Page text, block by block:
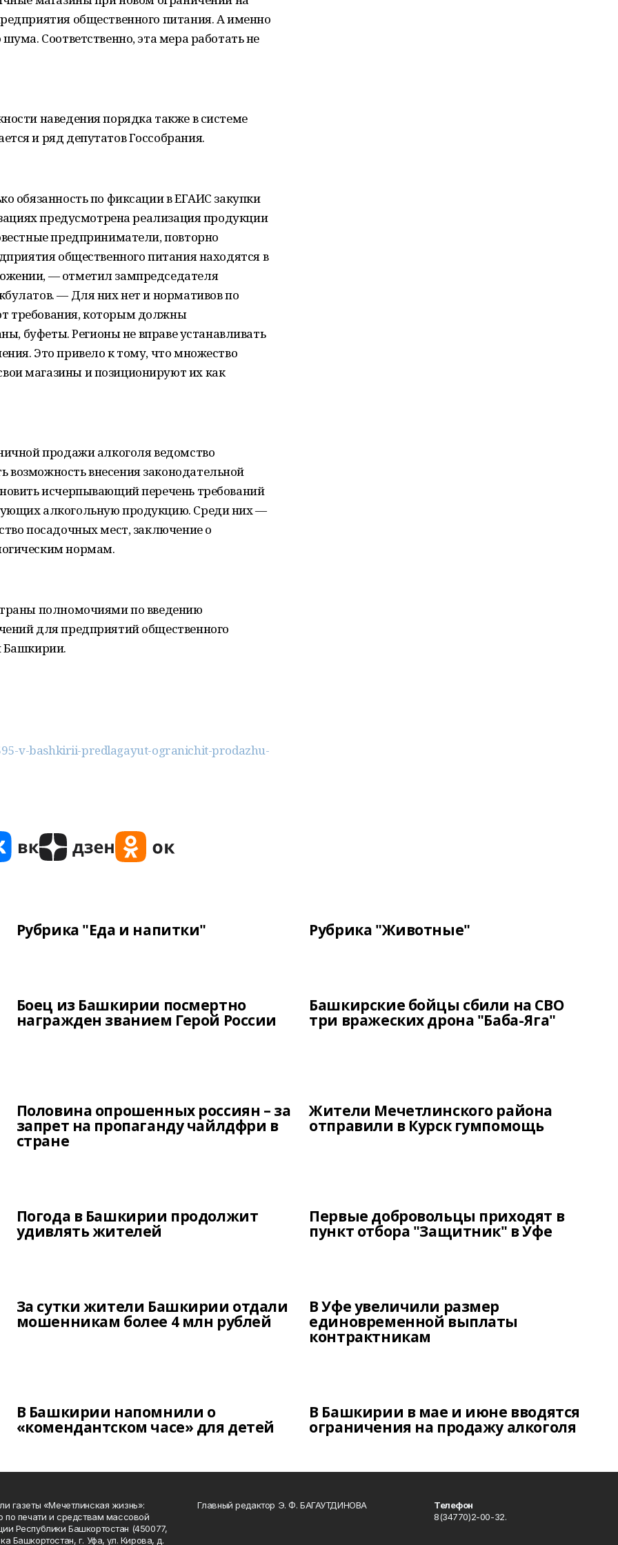
общественного питания. А именно
Соответственно, эта мера работать не
наведения порядка также в системе
и ряд депутатов Госсобрания.
обязанность по фиксации в ЕГАИС закупки
предусмотрена реализация продукции
предприниматели, повторно
общественного питания находятся в
— отметил зампредседателя
— Для них нет и нормативов по
требования, которым должны
буфеты. Регионы не вправе устанавливать
Это привело к тому, что множество
магазины и позиционируют их как
продажи алкоголя ведомство
внесения законодательной
исчерпывающий перечень требований
алкогольную продукцию. Среди них —
посадочных мест, заключение о
нормам.
полномочиями по введению
для предприятий общественного
Башкирии.
v-bashkirii-predlagayut-ogranichit-prodazhu-
Рубрика "Еда и напитки" Рубрика "Животные"
Боец из Башкирии посмертно
награжден званием Герой России
Башкирские бойцы сбили на СВО
три вражеских дрона "Баба-Яга"
Половина опрошенных россиян – за
запрет на пропаганду чайлдфри в
стране
Жители Мечетлинского района
отправили в Курск гумпомощь
Погода в Башкирии продолжит
удивлять жителей
Первые добровольцы приходят в
пункт отбора "Защитник" в Уфе
За сутки жители Башкирии отдали
мошенникам более 4 млн рублей
В Уфе увеличили размер
единовременной выплаты
контрактникам
В Башкирии напомнили о
«комендантском часе» для детей
В Башкирии в мае и июне вводятся
ограничения на продажу алкоголя
газеты «Мечетлинская жизнь»:
по печати и средствам массовой
Республики Башкортостан (450077,
Башкортостан, г. Уфа, ул. Кирова, д.
Главный редактор Э. Ф. БАГАУТДИНОВА
Телефон
8(34770)2-00-32.